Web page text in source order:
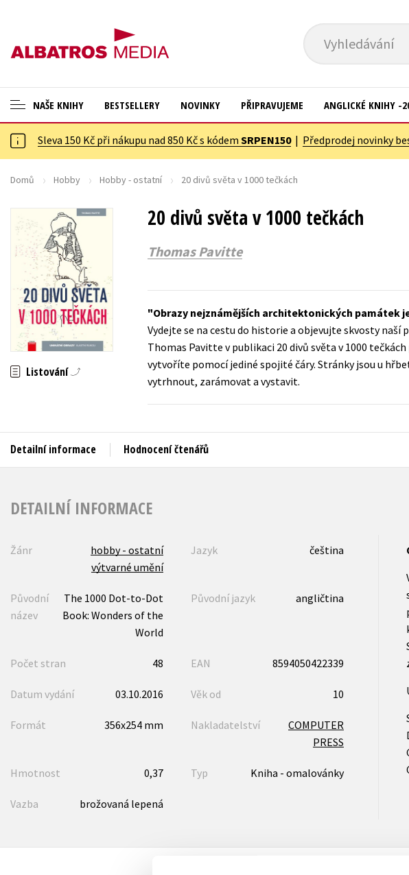
Vyhledávání
NAŠE KNIHY
ANGLICKÉ KNIHY -20 %
VÝPRODEJ -70 %
ASTERIX S DÁRKEM
🎁DÁRKOVÉ PUBLIKACE
✉️ DÁRKOVÉ POUKAZY
Auto - moto
Beletrie pro děti
Beletrie pro dospělé
Cestování
Dárkové publikace
Digitální fotografie
Esoterika a duchovní svět
Jazyky
Kalendáře
Kariéra a osobní rozvoj
New Adult
Populárně -
Populárně -
Předškoláci
BESTSELLERY NOVINKY PŘIPRAVUJEME ANGLICKÉ KNIHY -
Sleva 150 Kč při nákupu nad 850 Kč s kódem SRPEN150| Předprodej novinky
Domů Hobby Hobby - ostatní 20 divů světa v 1000 tečkách
20 divů světa v 1000 tečkách
Thomas Pavitte
Listování
Obrazy nejznámějších architektonických památek
Vydejte se na cestu do historie a objevujte skvosty
Thomas Pavitte v publikaci 20 divů světa v 1000
vytvoříte pomocí jediné spojité čáry. Stránky jsou u
vytrhnout, zarámovat a vystavit.
Detailní informace Hodnocení čtenářů
DETAILNÍ INFORMACE
Žánr
hobby - ostatní
výtvarné umění
Jazyk čeština
Původní
název
The 1000 Dot-to-Dot
Book: Wonders of the
World
Původní jazyk angličtina
Počet stran 48 EAN 8594050422339
Datum vydání 03.10.2016 Věk od 10
Formát 356x254 mm Nakladatelství
COMPUTER
PRESS
Hmotnost 0,37 Typ Kniha - omalovánky
Vazba brožovaná lepená